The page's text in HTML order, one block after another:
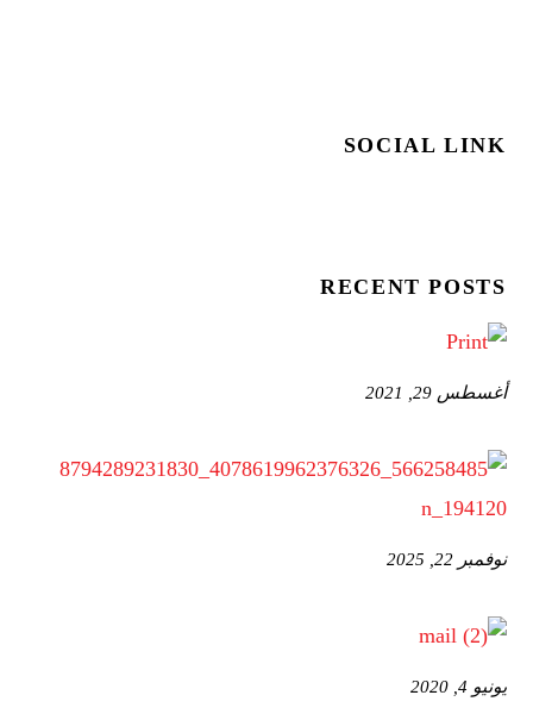
SOCIAL LINK
RECENT POSTS
أغسطس 29, 2021
نوفمبر 22, 2025
يونيو 4, 2020